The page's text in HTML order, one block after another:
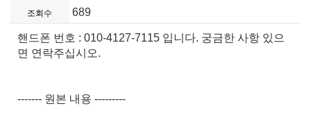
조회수 689
핸드폰 번호 : 010-4127-7115 입니다. 궁금한 사항 있으
면 연락주십시오.
------- 원본 내용 ---------